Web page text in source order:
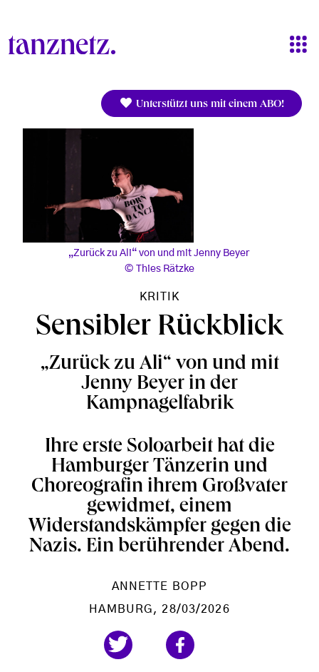
Unterstützt uns mit einem ABO!
„Zurück zu Ali“ von und mit Jenny Beyer
Thies Rätzke
KRITIK
Sensibler Rückblick
„Zurück zu Ali“ von und mit
Jenny Beyer in der
Kampnagelfabrik
Ihre erste Soloarbeit hat die
Hamburger Tänzerin und
Choreografin ihrem Großvater
gewidmet, einem
Widerstandskämpfer gegen die
Nazis. Ein berührender Abend.
ANNETTE BOPP
HAMBURG , 28/03/2026